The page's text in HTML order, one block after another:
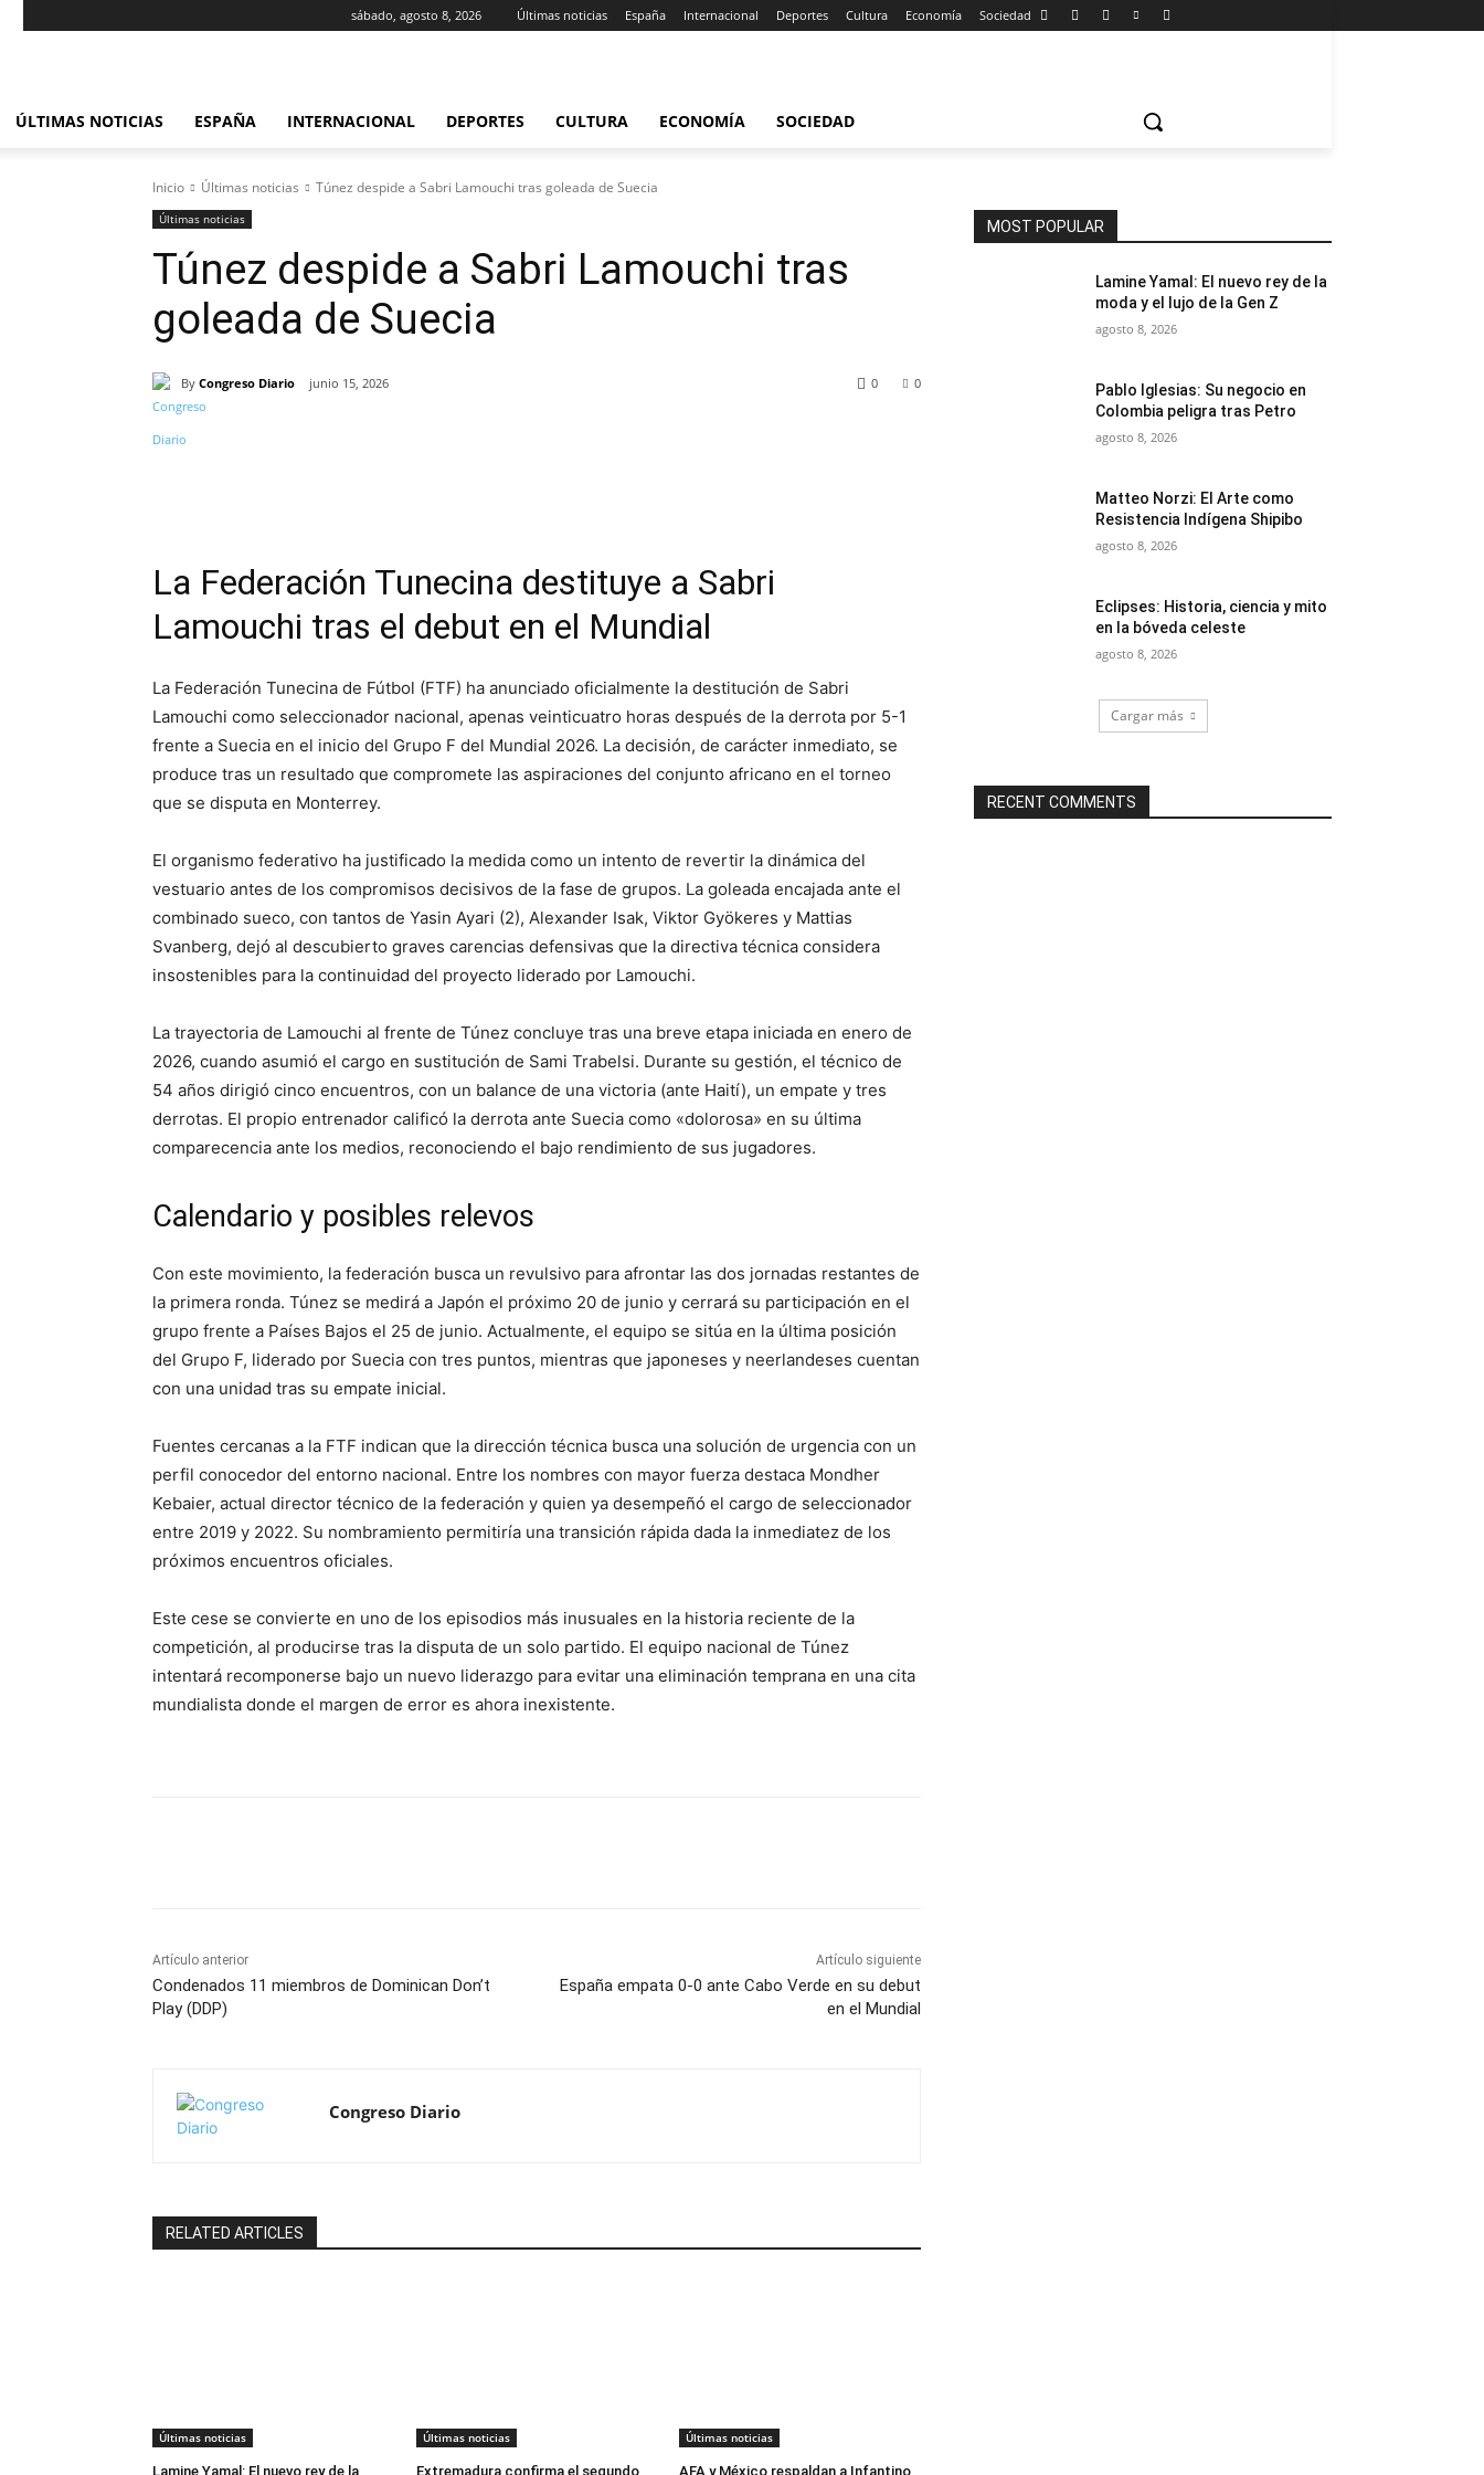
sábado, agosto 8, 2026 Últimas noticias España Internacional Deportes Cultura Economía Sociedad
ÚLTIMAS NOTICIAS ESPAÑA INTERNACIONAL DEPORTES CULTURA ECONOMÍA SOCIEDAD
Inicio Últimas noticias Túnez despide a Sabri Lamouchi tras goleada de Suecia
Últimas noticias
Túnez despide a Sabri Lamouchi tras
goleada de Suecia
By Congreso Diario junio 15, 2026 0
0
La Federación Tunecina destituye a Sabri
Lamouchi tras el debut en el Mundial
La Federación Tunecina de Fútbol (FTF) ha anunciado oficialmente la destitución de Sabri
Lamouchi como seleccionador nacional, apenas veinticuatro horas después de la derrota por 5-1
frente a Suecia en el inicio del Grupo F del Mundial 2026. La decisión, de carácter inmediato, se
produce tras un resultado que compromete las aspiraciones del conjunto africano en el torneo
que se disputa en Monterrey.
El organismo federativo ha justificado la medida como un intento de revertir la dinámica del
vestuario antes de los compromisos decisivos de la fase de grupos. La goleada encajada ante el
combinado sueco, con tantos de Yasin Ayari (2), Alexander Isak, Viktor Gyökeres y Mattias
Svanberg, dejó al descubierto graves carencias defensivas que la directiva técnica considera
insostenibles para la continuidad del proyecto liderado por Lamouchi.
La trayectoria de Lamouchi al frente de Túnez concluye tras una breve etapa iniciada en enero de
2026, cuando asumió el cargo en sustitución de Sami Trabelsi. Durante su gestión, el técnico de
54 años dirigió cinco encuentros, con un balance de una victoria (ante Haití), un empate y tres
derrotas. El propio entrenador calificó la derrota ante Suecia como «dolorosa» en su última
comparecencia ante los medios, reconociendo el bajo rendimiento de sus jugadores.
Calendario y posibles relevos
Con este movimiento, la federación busca un revulsivo para afrontar las dos jornadas restantes de
la primera ronda. Túnez se medirá a Japón el próximo 20 de junio y cerrará su participación en el
grupo frente a Países Bajos el 25 de junio. Actualmente, el equipo se sitúa en la última posición
del Grupo F, liderado por Suecia con tres puntos, mientras que japoneses y neerlandeses cuentan
con una unidad tras su empate inicial.
Fuentes cercanas a la FTF indican que la dirección técnica busca una solución de urgencia con un
perfil conocedor del entorno nacional. Entre los nombres con mayor fuerza destaca Mondher
Kebaier, actual director técnico de la federación y quien ya desempeñó el cargo de seleccionador
entre 2019 y 2022. Su nombramiento permitiría una transición rápida dada la inmediatez de los
próximos encuentros oficiales.
Este cese se convierte en uno de los episodios más inusuales en la historia reciente de la
competición, al producirse tras la disputa de un solo partido. El equipo nacional de Túnez
intentará recomponerse bajo un nuevo liderazgo para evitar una eliminación temprana en una cita
mundialista donde el margen de error es ahora inexistente.
Artículo anterior
Condenados 11 miembros de Dominican Don’t
Play (DDP)
Artículo siguiente
España empata 0-0 ante Cabo Verde en su debut
en el Mundial
Congreso Diario
RELATED ARTICLES
Últimas noticias
Lamine Yamal: El nuevo rey de la
Últimas noticias
Extremadura confirma el segundo
Últimas noticias
AFA y México respaldan a Infantino
MOST POPULAR
Lamine Yamal: El nuevo rey de la
moda y el lujo de la Gen Z
agosto 8, 2026
Pablo Iglesias: Su negocio en
Colombia peligra tras Petro
agosto 8, 2026
Matteo Norzi: El Arte como
Resistencia Indígena Shipibo
agosto 8, 2026
Eclipses: Historia, ciencia y mito
en la bóveda celeste
agosto 8, 2026
Cargar más
RECENT COMMENTS